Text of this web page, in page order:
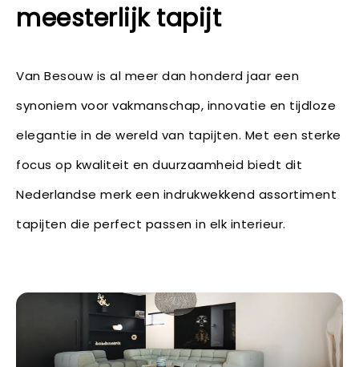
meesterlijk tapijt
Van Besouw is al meer dan honderd jaar een
synoniem voor vakmanschap, innovatie en tijdloze
elegantie in de wereld van tapijten. Met een sterke
focus op kwaliteit en duurzaamheid biedt dit
Nederlandse merk een indrukwekkend assortiment
tapijten die perfect passen in elk interieur.